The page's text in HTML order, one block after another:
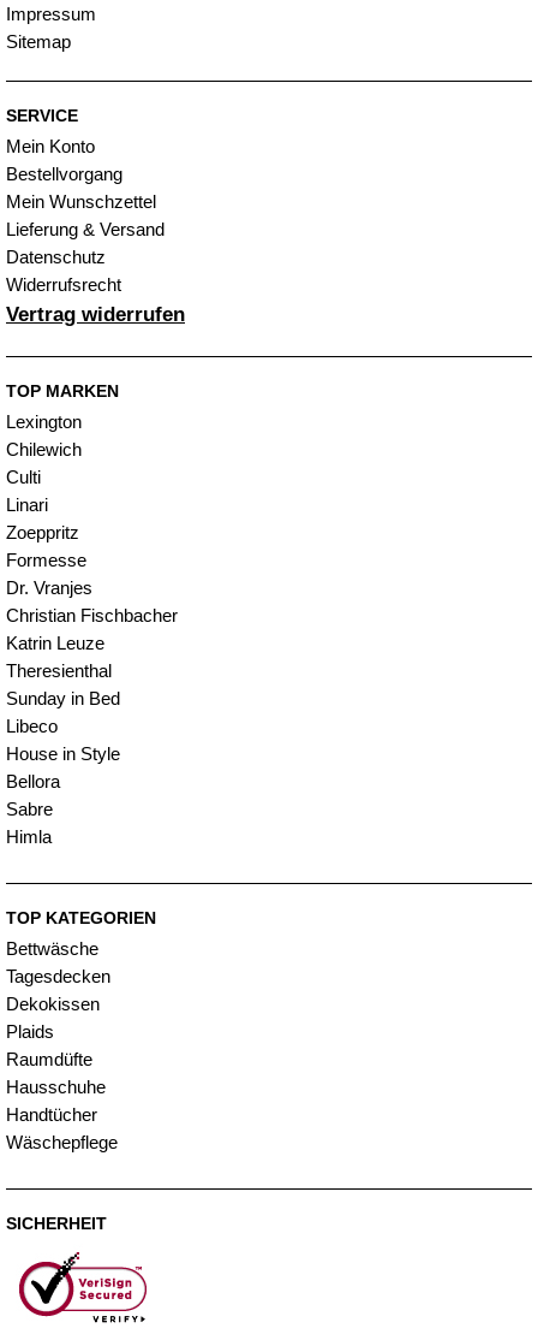
Impressum
Sitemap
SERVICE
Mein Konto
Bestellvorgang
Mein Wunschzettel
Lieferung & Versand
Datenschutz
Widerrufsrecht
Vertrag widerrufen
TOP MARKEN
Lexington
Chilewich
Culti
Linari
Zoeppritz
Formesse
Dr. Vranjes
Christian Fischbacher
Katrin Leuze
Theresienthal
Sunday in Bed
Libeco
House in Style
Bellora
Sabre
Himla
TOP KATEGORIEN
Bettwäsche
Tagesdecken
Dekokissen
Plaids
Raumdüfte
Hausschuhe
Handtücher
Wäschepflege
SICHERHEIT